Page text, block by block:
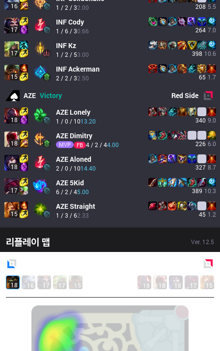
16 1 / 2 / 32.00 208 5.5
17
INFCody
1 / 6 / 30.66 264 7.0
17
INF Kz
1 / 2 / 53.00 398 10.6
15
INFAckerman
2 / 2 / 32.50 65 1.7
AZE Victory RedSide
18
AZE Lonely
1 / 0 / 1013.20 340 9.0
18
AZE Dimitry
MVP FB 4 / 2 / 44.00 226 6.0
18
AZEAloned
2 / 0 / 1014.40 327 8.7
17
AZE5Kid
6 / 2 / 45.00 389 10.3
15
AZEStraight
1 / 3 / 62.33 45 1.2
리플레이 맵 Ver. 12.5
18 16 17 17 15 18 18 18 17 15